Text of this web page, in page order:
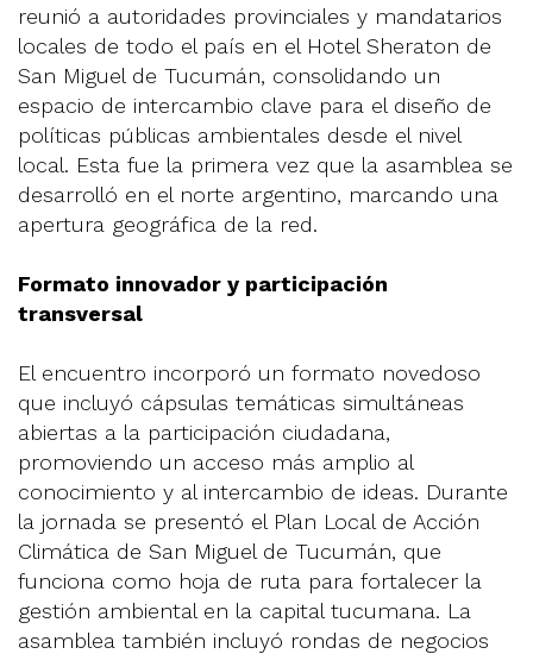
reunió a autoridades provinciales y mandatarios
locales de todo el país en el Hotel Sheraton de
San Miguel de Tucumán, consolidando un
espacio de intercambio clave para el diseño de
políticas públicas ambientales desde el nivel
local. Esta fue la primera vez que la asamblea se
desarrolló en el norte argentino, marcando una
apertura geográfica de la red.
Formato innovador y participación
transversal
El encuentro incorporó un formato novedoso
que incluyó cápsulas temáticas simultáneas
abiertas a la participación ciudadana,
promoviendo un acceso más amplio al
conocimiento y al intercambio de ideas. Durante
la jornada se presentó el Plan Local de Acción
Climática de San Miguel de Tucumán, que
funciona como hoja de ruta para fortalecer la
gestión ambiental en la capital tucumana. La
asamblea también incluyó rondas de negocios